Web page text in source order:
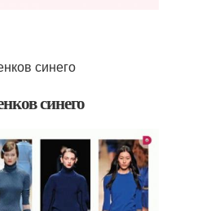
синего
синего